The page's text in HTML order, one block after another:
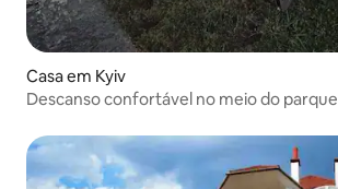
Casa em Kyiv
Descanso confortável no meio do parque